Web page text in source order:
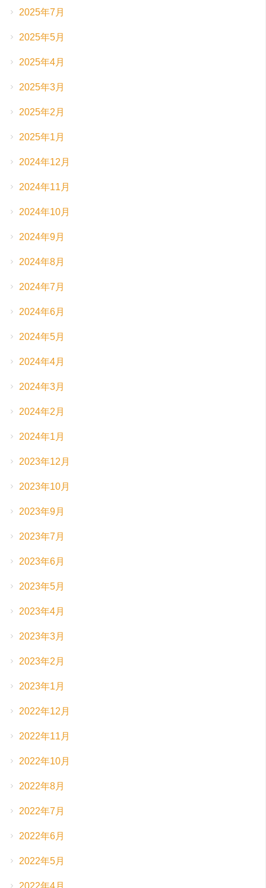
2025年7月
2025年5月
2025年4月
2025年3月
2025年2月
2025年1月
2024年12月
2024年11月
2024年10月
2024年9月
2024年8月
2024年7月
2024年6月
2024年5月
2024年4月
2024年3月
2024年2月
2024年1月
2023年12月
2023年10月
2023年9月
2023年7月
2023年6月
2023年5月
2023年4月
2023年3月
2023年2月
2023年1月
2022年12月
2022年11月
2022年10月
2022年8月
2022年7月
2022年6月
2022年5月
2022年4月